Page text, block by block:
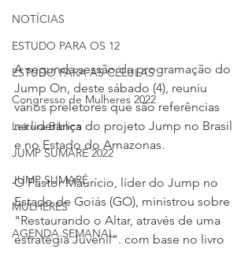
NOTÍCIAS
ESTUDO PARA OS 12
ESTUDO PARA AS CÉLULAS
Congresso de Mulheres 2022
Leitura Bíblica
JUMP SUMARÉ 2022
JUMP SUMARÉ
MULHERES
AGENDA SEMANAL
A segunda sessão da programação do
Jump On, deste sábado (4), reuniu
vários preletores que são referências
na liderança do projeto Jump no Brasil
e no Estado do Amazonas.
O Pastor Maurício, líder do Jump no
Estado de Goiás (GO), ministrou sobre
"Restaurando o Altar, através de uma
estratégia Juvenil". com base no livro